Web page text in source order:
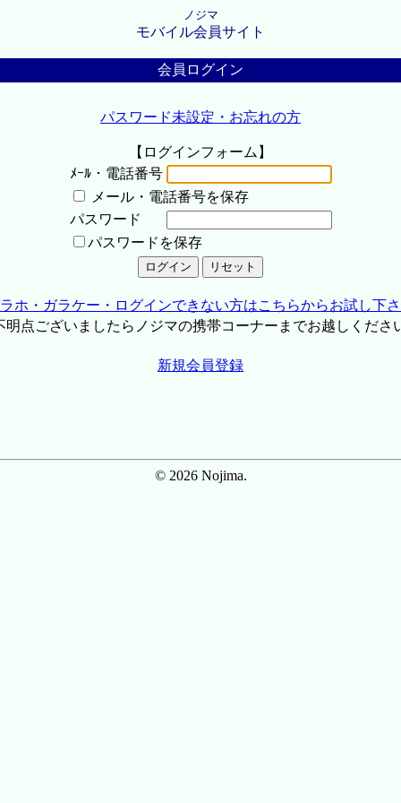
ノジマ
モバイル会員サイト
会員ログイン
パスワード未設定・お忘れの方
【ログインフォーム】
ﾒｰﾙ・電話番号
メール・電話番号を保存
パスワード
パスワードを保存
ホ・ガラケー・ログインできない方はこちらからお試し下
点ございましたらノジマの携帯コーナーまでお越しくださ
新規会員登録
© 2026 Nojima.